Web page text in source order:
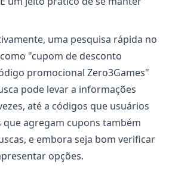
uma pesquisa rápida no
"cupom de desconto
promocional Zero3Games"
pode levar a informações
até a códigos que usuários
agregam cupons também
e embora seja bom verificar
opções.